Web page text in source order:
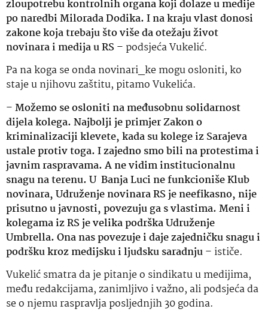
zloupotrebu kontrolnih organa koji dolaze u medije
po naredbi Milorada Dodika. I na kraju vlast donosi
zakone koja trebaju što više da otežaju život
novinara i medija u RS– podsjeća Vukelić.
Pa na koga se onda novinari_ke mogu osloniti, ko
staje u njihovu zaštitu, pitamo Vukelića.
–Možemo se osloniti na međusobnu solidarnost
dijela kolega. Najbolji je primjer Zakon o
kriminalizaciji klevete, kada su kolege iz Sarajeva
ustale protiv toga. I zajedno smo bili na protestima i
javnim raspravama. A ne vidim institucionalnu
snagu na terenu. U Banja Luci ne funkcioniše Klub
novinara, Udruženje novinara RS je neefikasno, nije
prisutno u javnosti, povezuju ga s vlastima. Meni i
kolegama iz RS je velika podrška Udruženje
Umbrella. Ona nas povezuje i daje zajedničku snagu i
podršku kroz medijsku i ljudsku saradnju– ističe.
Vukelić smatra da je pitanje o sindikatu u medijima,
među redakcijama, zanimljivo i važno, ali podsjeća da
se o njemu raspravlja posljednjih 30 godina.